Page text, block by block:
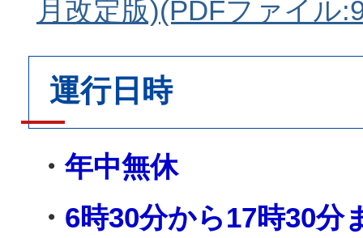
月改定版)(PDFファイル
運行日時
・年中無休
・ 6時30分から17時30分